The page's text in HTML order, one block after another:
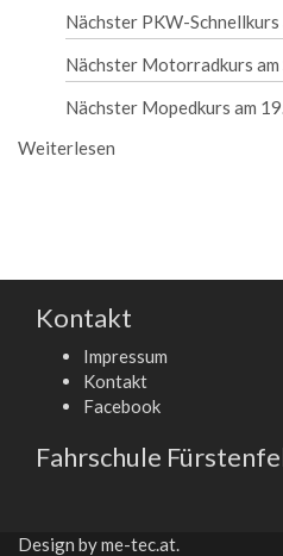
Nächster PKW-
Nächster Motorradkurs
Nächster Mopedkurs am
Weiterlesen
Kontakt
Impressum
Kontakt
Facebook
Fahrschule
Design byme-tec.at.